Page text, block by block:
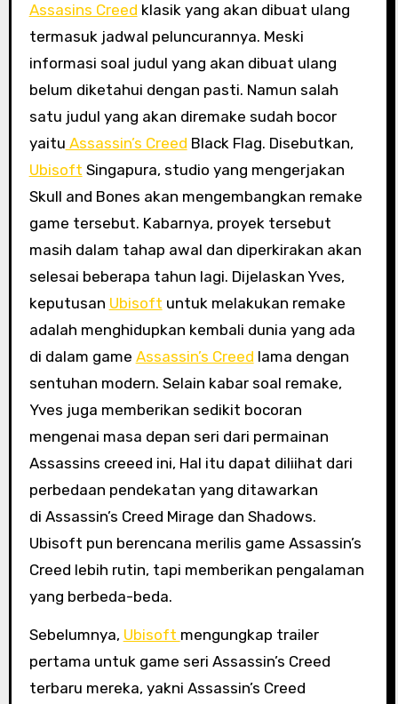
Assasins Creed klasik yang akan dibuat ulang
termasuk jadwal peluncurannya. Meski
informasi soal judul yang akan dibuat ulang
belum diketahui dengan pasti. Namun salah
satu judul yang akan diremake sudah bocor
yaitu Assassin’s Creed Black Flag. Disebutkan,
Ubisoft Singapura, studio yang mengerjakan
Skull and Bones akan mengembangkan remake
game tersebut. Kabarnya, proyek tersebut
masih dalam tahap awal dan diperkirakan akan
selesai beberapa tahun lagi. Dijelaskan Yves,
keputusan Ubisoft untuk melakukan remake
adalah menghidupkan kembali dunia yang ada
di dalam game Assassin’s Creed lama dengan
sentuhan modern. Selain kabar soal remake,
Yves juga memberikan sedikit bocoran
mengenai masa depan seri dari permainan
Assassins creeed ini, Hal itu dapat diliihat dari
perbedaan pendekatan yang ditawarkan
di Assassin’s Creed Mirage dan Shadows.
Ubisoft pun berencana merilis game Assassin’s
Creed lebih rutin, tapi memberikan pengalaman
yang berbeda-beda.
Sebelumnya, Ubisoft mengungkap trailer
pertama untuk game seri Assassin’s Creed
terbaru mereka, yakni Assassin’s Creed